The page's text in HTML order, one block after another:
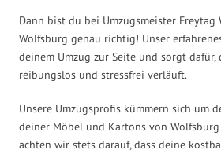
Dann bist du bei Umzugsmeister Freytag
Wolfsburg genau richtig! Unser
deinem Umzug zur Seite und sorgt dafür,
reibungslos und stressfrei verläuft.
Unsere Umzugsprofis kümmern sich um
deiner Möbel und Kartons von Wolfsburg
achten wir stets darauf, dass deine